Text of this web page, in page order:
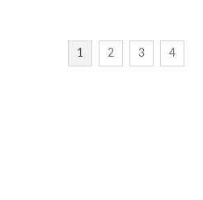
1 2 3 4